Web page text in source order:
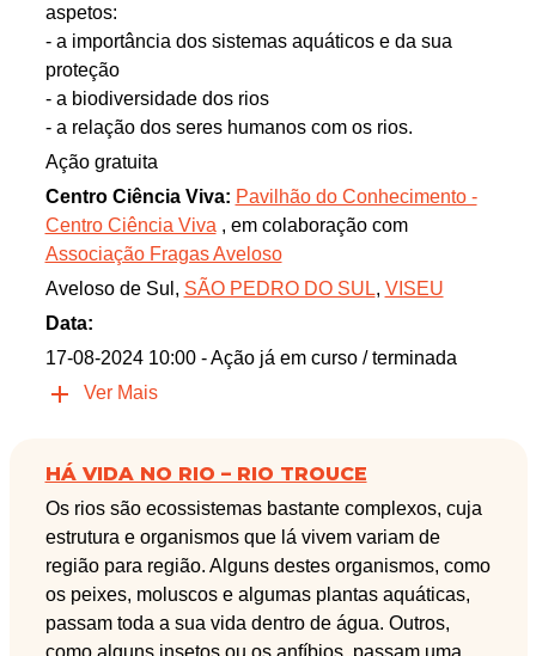
aspetos:
- a importância dos sistemas aquáticos e da sua
proteção
- a biodiversidade dos rios
- a relação dos seres humanos com os rios.
Ação gratuita
Centro Ciência Viva: Pavilhão do Conhecimento -
Centro Ciência Viva , em colaboração com
Associação Fragas Aveloso
Aveloso de Sul, SÃO PEDRO DO SUL, VISEU
Data:
17-08-2024 10:00 - Ação já em curso / terminada
Ver Mais
HÁ VIDA NO RIO – RIO TROUCE
Os rios são ecossistemas bastante complexos, cuja
estrutura e organismos que lá vivem variam de
região para região. Alguns destes organismos, como
os peixes, moluscos e algumas plantas aquáticas,
passam toda a sua vida dentro de água. Outros,
como alguns insetos ou os anfíbios, passam uma